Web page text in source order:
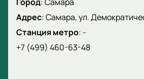
Адрес:Самара, ул.
Станция метро: -
+7 (499) 460-63-48